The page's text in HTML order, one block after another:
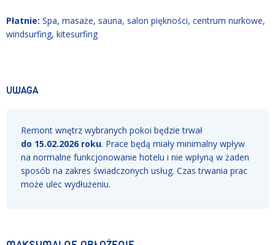
Płatnie: Spa, masaże, sauna, salon piękności, centrum nurkowe,
windsurfing, kitesurfing
UWAGA
Remont wnętrz wybranych pokoi będzie trwał
do 15.02.2026 roku. Prace będą miały minimalny wpływ
na normalne funkcjonowanie hotelu i nie wpłyną w żaden
sposób na zakres świadczonych usług. Czas trwania prac
może ulec wydłużeniu.